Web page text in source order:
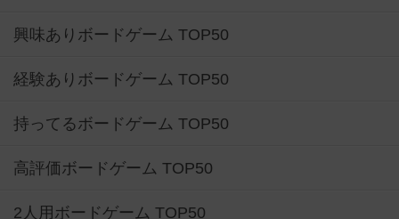
興味ありボードゲーム TOP50
経験ありボードゲーム TOP50
持ってるボードゲーム TOP50
高評価ボードゲーム TOP50
2人用ボードゲーム TOP50